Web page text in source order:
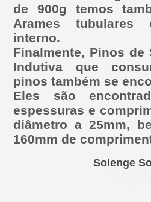
de 900g temos
Arames tubulares
interno.
Finalmente, Pinos de
Indutiva que
pinos também se
Eles são
espessuras e
diâmetro a 25mm,
160mm de
Solenge